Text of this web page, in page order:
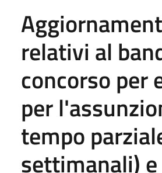
relativi al
concorso per
per
tempo
settimanali) e